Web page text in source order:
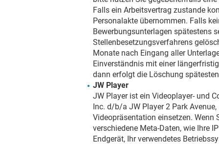
Falls ein Arbeitsvertrag zustande
Personalakte übernommen. Falls
Bewerbungsunterlagen spätestens
Stellenbesetzungsverfahrens
Monate nach Eingang aller
Einverständnis mit einer
dann erfolgt die Löschung
JW Player
JW Player ist ein Videoplayer- und
Inc. d/b/a JW Player 2 Park
Videopräsentation einsetzen. Wenn
verschiedene Meta-Daten, wie Ihre
Endgerät, Ihr verwendetes